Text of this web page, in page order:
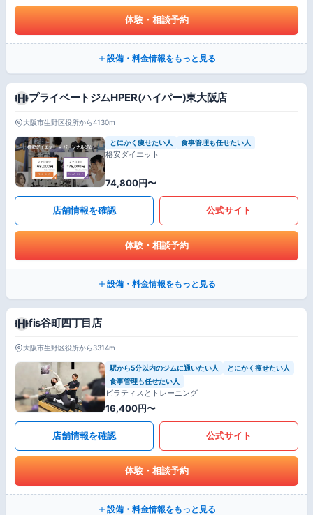
体験・相談予約
設備・料金情報をもっと見る
プライベートジムHPER(ハイパー)東大阪店
大阪市生野区役所から4130m
とにかく痩せたい人 食事管理も任せたい人
格安ダイエット
74,800円〜
店舗情報を確認 公式サイト
体験・相談予約
設備・料金情報をもっと見る
fis谷町四丁目店
大阪市生野区役所から3314m
駅から5分以内のジムに通いたい人
とにかく痩せたい人
食事管理も任せたい人
ピラティスとトレーニング
16,400円〜
店舗情報を確認 公式サイト
体験・相談予約
設備・料金情報をもっと見る